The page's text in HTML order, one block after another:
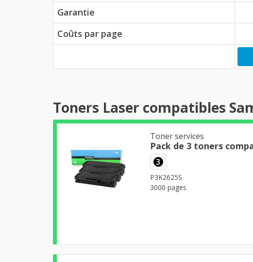
Garantie
Coûts par page
Toners Laser compatibles
Toner services
Pack de 3 toners
3
P3K2625S
3000 pages